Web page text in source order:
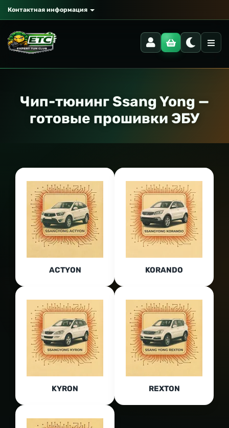
Контактная информация
Чип-тюнинг Ssang Yong —
готовые прошивки ЭБУ
ACTYON KORANDO
KYRON REXTON